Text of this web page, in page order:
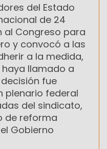
del Estado
de 24
al Congreso para
y convocó a las
a la medida,
llamado a
fue
plenario federal
del sindicato,
de reforma
Gobierno